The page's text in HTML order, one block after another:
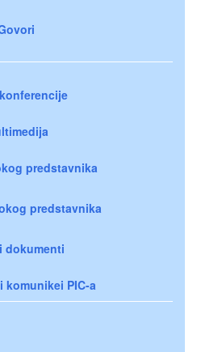
predstavnika
predstavnika
dokumenti
komunikei PIC-a